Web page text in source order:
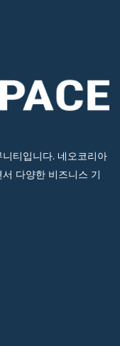
티입니다. 네오코리아
다양한 비즈니스 기